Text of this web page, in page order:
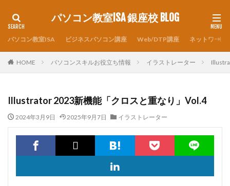
パソコン教室ISA 銀座校 BLOG
パソコン教室ISA ビジネスパソコン講座 Web/DTP講座 ネットワーク
HOME パソコンスキルお役立ち情報 イラストレーター
Illustrator 2023新機能「クロスと重なり」Vol.4
2024年3月9日 2025年9月7日 イラストレーター